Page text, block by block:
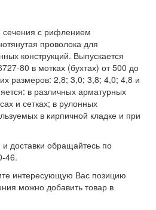
сечения с рифлением
проволока для
конструкций. Выпускается
80 в мотках (бухтах) от 500 до
размеров: 2,8; 3,0; 3,8; 4,0; 4,8 и
в различных арматурных
и сетках; в рулонных
в кирпичной кладке и при
доставки обращайтесь по
46.
интересующую Вас позицию
можно добавить товар в